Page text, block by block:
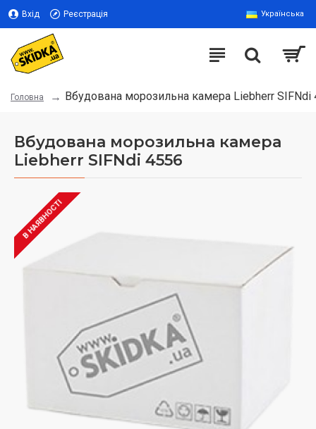
Вхід Реєстрація Українська
Головна Вбудована морозильна камера Liebherr SIFNdi
Вбудована морозильна камера
Liebherr SIFNdi 4556
В НАЯВНОСТІ